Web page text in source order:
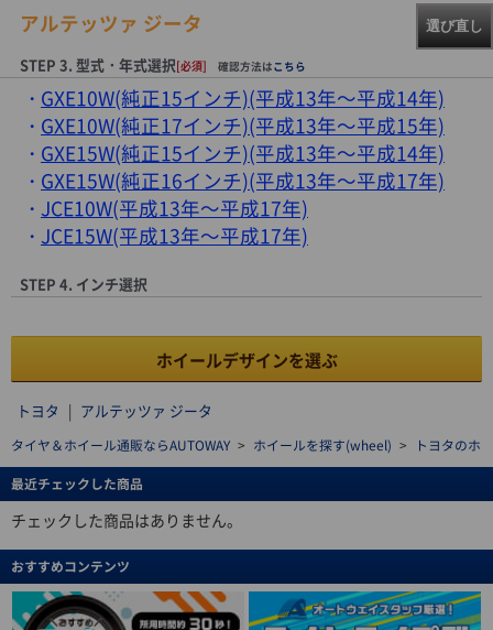
アルテッツァ ジータ 選び直し
STEP 3. 型式・年式選択[必須] 確認方法はこちら
GXE10W(純正15インチ)(平成13年～平成14年)
GXE10W(純正17インチ)(平成13年～平成15年)
GXE15W(純正15インチ)(平成13年～平成14年)
GXE15W(純正16インチ)(平成13年～平成17年)
JCE10W(平成13年～平成17年)
JCE15W(平成13年～平成17年)
STEP 4. インチ選択
ホイールデザインを選ぶ
トヨタ | アルテッツァ ジータ
タイヤ＆ホイール通販ならAUTOWAY > ホイールを探す(wheel) >
トヨタのホ
最近チェックした商品
チェックした商品はありません。
おすすめコンテンツ